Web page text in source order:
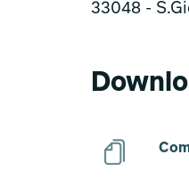
33048 -